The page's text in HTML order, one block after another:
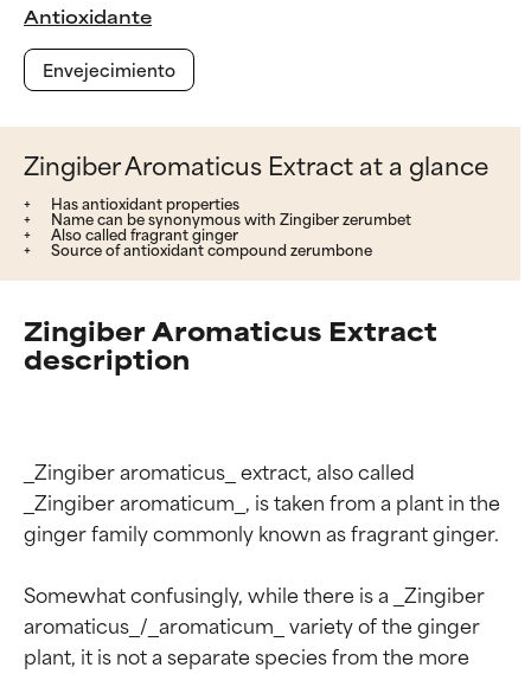
Antioxidante
Envejecimiento
Zingiber Aromaticus Extract at a glance
Has antioxidant properties
Name can be synonymous with Zingiber zerumbet
Also called fragrant ginger
Source of antioxidant compound zerumbone
Zingiber Aromaticus Extract
description
_Zingiber aromaticus_ extract, also called
_Zingiber aromaticum_, is taken from a plant in the
ginger family commonly known as fragrant ginger.
Somewhat confusingly, while there is a _Zingiber
aromaticus_/_aromaticum_ variety of the ginger
plant, it is not a separate species from the more